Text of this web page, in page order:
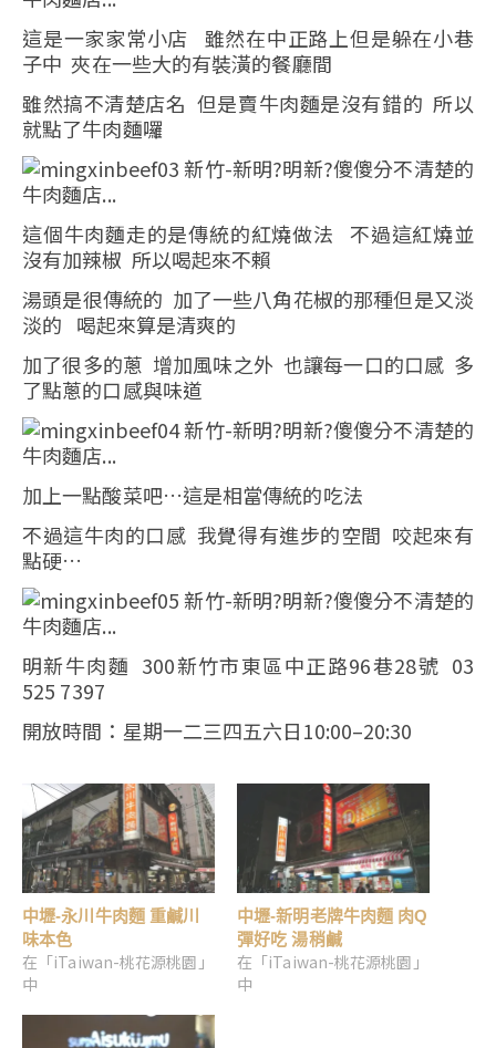
這是一家家常小店 雖然在中正路上但是躲在小巷
子中 夾在一些大的有裝潢的餐廳間
雖然搞不清楚店名 但是賣牛肉麵是沒有錯的 所以
就點了牛肉麵囉
這個牛肉麵走的是傳統的紅燒做法 不過這紅燒並
沒有加辣椒 所以喝起來不賴
湯頭是很傳統的 加了一些八角花椒的那種但是又淡
淡的 喝起來算是清爽的
加了很多的蔥 增加風味之外 也讓每一口的口感 多
了點蔥的口感與味道
加上一點酸菜吧…這是相當傳統的吃法
不過這牛肉的口感 我覺得有進步的空間 咬起來有
點硬…
明新牛肉麵 300新竹市東區中正路96巷28號 03
525 7397
開放時間：星期一二三四五六日10:00–20:30
中壢-永川牛肉麵 重鹹川
味本色
在「iTaiwan-桃花源桃園」
中
中壢-新明老牌牛肉麵 肉Q
彈好吃 湯稍鹹
在「iTaiwan-桃花源桃園」
中